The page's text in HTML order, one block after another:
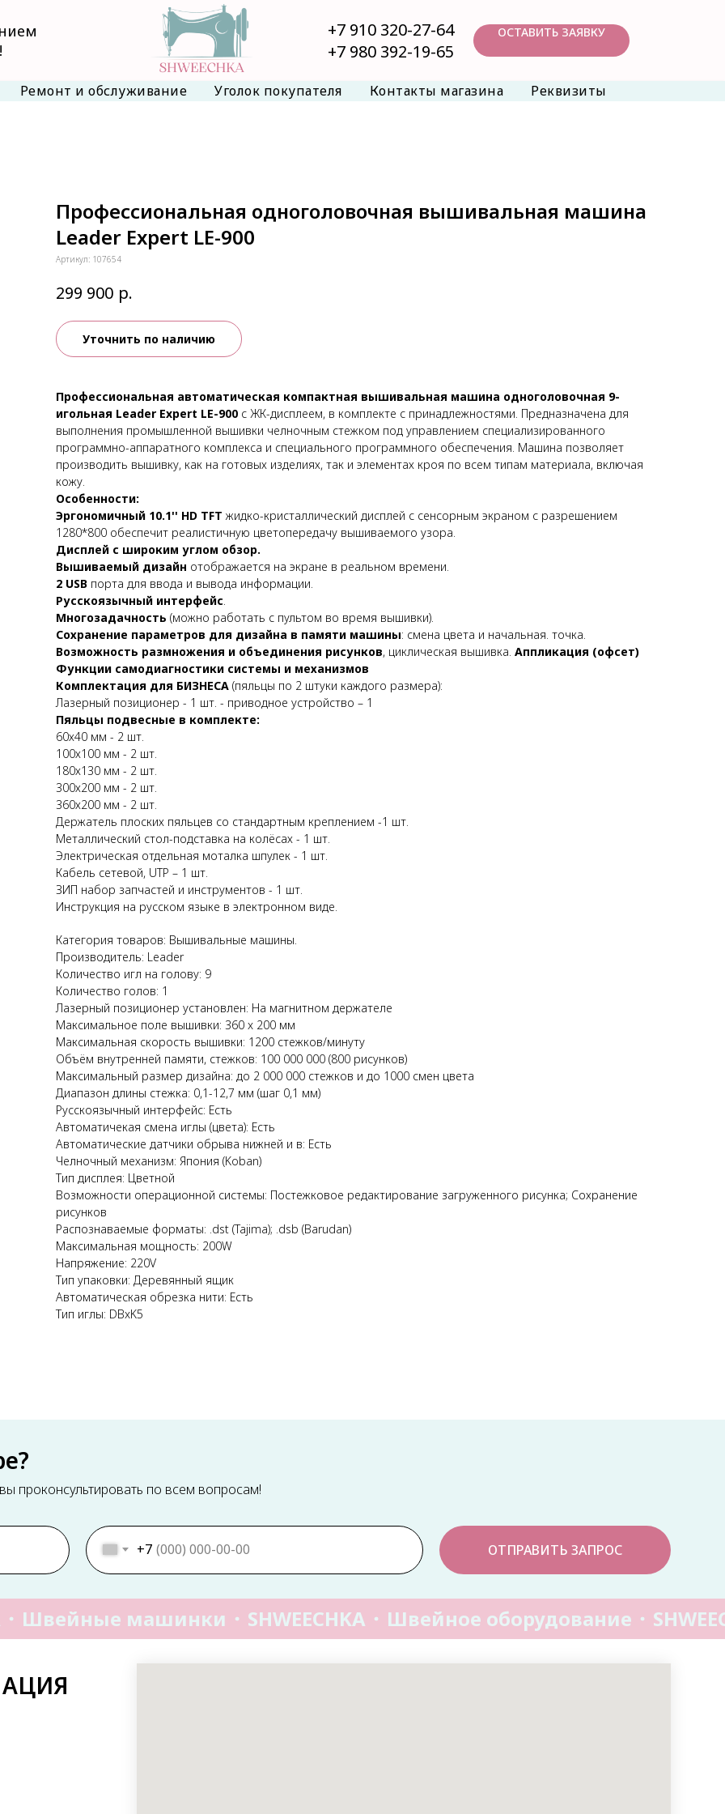
+7 910 320-27-64
+7 980 392-19-65
ОСТАВИТЬ ЗАЯВКУ
Ремонт и обслуживание Уголок покупателя Контакты магазина Реквизиты
Профессиональная одноголовочная вышивальная машина
Leader Expert LE-900
Артикул: 107654
299 900 р.
Уточнить по наличию
Профессиональная автоматическая компактная вышивальная машина одноголовочная 9-
игольная Leader Expert LE-900 с ЖК-дисплеем, в комплекте с принадлежностями. Предназначена для
выполнения промышленной вышивки челночным стежком под управлением специализированного
программно-аппаратного комплекса и специального программного обеспечения. Машина позволяет
производить вышивку, как на готовых изделиях, так и элементах кроя по всем типам материала, включая
кожу.
Особенности:
Эргономичный 10.1'' HD TFT жидко-кристаллический дисплей с сенсорным экраном с разрешением
1280*800 обеспечит реалистичную цветопередачу вышиваемого узора.
Дисплей с широким углом обзор.
Вышиваемый дизайн отображается на экране в реальном времени.
2 USB порта для ввода и вывода информации.
Русскоязычный интерфейс
Многозадачность (можно работать с пультом во время вышивки).
Сохранение параметров для дизайна в памяти машины: смена цвета и начальная. точка.
Возможность размножения и объединения рисунков, циклическая вышивка. Аппликация (офсет)
Функции самодиагностики системы и механизмов
Комплектация для БИЗНЕСА (пяльцы по 2 штуки каждого размера):
Лазерный позиционер - 1 шт. - приводное устройство – 1
Пяльцы подвесные в комплекте:
60х40 мм - 2 шт.
100х100 мм - 2 шт.
180х130 мм - 2 шт.
300х200 мм - 2 шт.
360х200 мм - 2 шт.
Держатель плоских пяльцев со стандартным креплением -1 шт.
Металлический стол-подставка на колёсах - 1 шт.
Электрическая отдельная моталка шпулек - 1 шт.
Кабель сетевой, UTP – 1 шт.
ЗИП набор запчастей и инструментов - 1 шт.
Инструкция на русском языке в электронном виде.
Категория товаров: Вышивальные машины.
Производитель: Leader
Количество игл на голову: 9
Количество голов: 1
Лазерный позиционер установлен: На магнитном держателе
Максимальное поле вышивки: 360 x 200 мм
Максимальная скорость вышивки: 1200 стежков/минуту
Объём внутренней памяти, стежков: 100 000 000 (800 рисунков)
Максимальный размер дизайна: до 2 000 000 стежков и до 1000 смен цвета
Диапазон длины стежка: 0,1-12,7 мм (шаг 0,1 мм)
Русскоязычный интерфейс: Есть
Автоматичекая смена иглы (цвета): Есть
Автоматические датчики обрыва нижней и в: Есть
Челночный механизм: Япония (Koban)
Тип дисплея: Цветной
Возможности операционной системы: Постежковое редактирование загруженного рисунка; Сохранение
рисунков
Распознаваемые форматы: .dst (Tajima); .dsb (Barudan)
Максимальная мощность: 200W
Напряжение: 220V
Тип упаковки: Деревянный ящик
Автоматическая обрезка нити: Есть
Тип иглы: DBxK5
проконсультировать по всем вопросам!
+7 ОТПРАВИТЬ ЗАПРОС
Швейные машинки SHWEECHKA Швейное оборудование